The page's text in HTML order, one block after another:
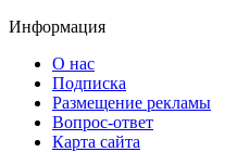
Информация
О нас
Подписка
Размещение рекламы
Вопрос-ответ
Карта сайта